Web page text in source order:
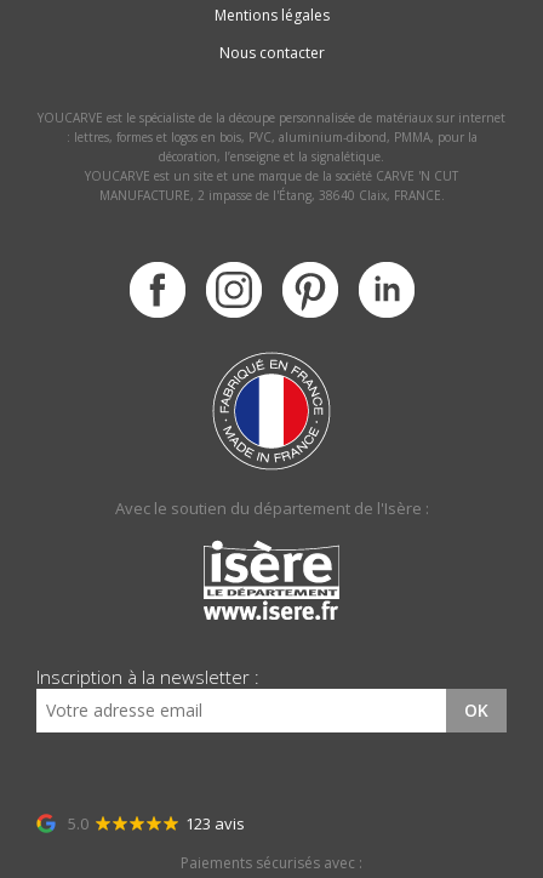
Mentions légales
Nous contacter
YOUCARVE est le spécialiste de la découpe personnalisée de matériaux sur internet
: lettres, formes et logos en bois, PVC, aluminium-dibond, PMMA, pour la
décoration, l’enseigne et la signalétique.
YOUCARVE est un site et une marque de la société CARVE 'N CUT
MANUFACTURE, 2 impasse de l'Étang, 38640 Claix, FRANCE.
Avec le soutien du département de l'Isère :
Inscription à la newsletter :
OK
5.0 123 avis
Paiements sécurisés avec :